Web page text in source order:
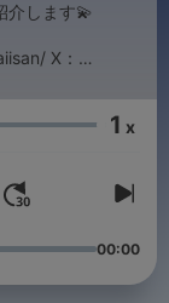
介します💫
X：
：
便りお待ちし
◇
1 x
00:00